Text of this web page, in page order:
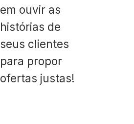
em ouvir as
histórias de
seus clientes
para propor
ofertas justas!